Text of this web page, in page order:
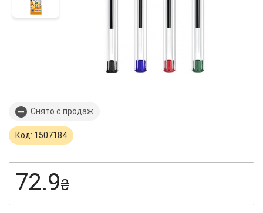
Снято с продаж
Код: 1507184
72.9₴